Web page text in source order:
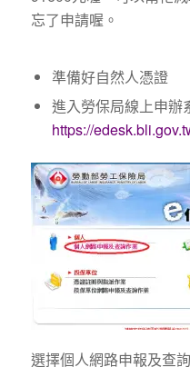
忘了申請喔。
準備好自然人憑證
進入勞保局線上申辦
https://
選擇個人網路申報及查